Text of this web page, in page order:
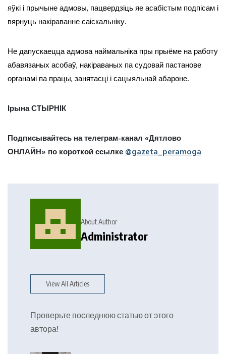
яўкі і прычыне адмовы, пацвердзіць яе асабістым подпісам і
вярнуць накіраванне саіскальніку.
Не дапускаецца адмова наймальніка пры прыёме на работу
абавязаных асобаў, накіраваных па судовай пастанове
органамі па працы, занятасці і сацыяльнай абароне.
Ірына СТЫРНІК
Подписывайтесь на телеграм-канал «Дятлово
ОНЛАЙН» по короткой ссылке @gazeta_peramoga
About Author
Administrator
View All Articles
Проверьте последнюю статью от этого
автора!